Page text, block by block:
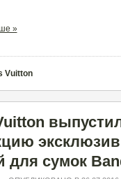
»
Vuitton
для сумок